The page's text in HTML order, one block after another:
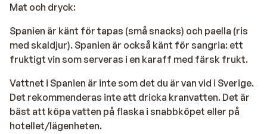
Mat och dryck:
Spanien är känt för tapas (små snacks) och paella (ris
med skaldjur). Spanien är också känt för sangria: ett
fruktigt vin som serveras i en karaff med färsk frukt.
Vattnet i Spanien är inte som det du är van vid i Sverige.
Det rekommenderas inte att dricka kranvatten. Det är
bäst att köpa vatten på flaska i snabbköpet eller på
hotellet/lägenheten.